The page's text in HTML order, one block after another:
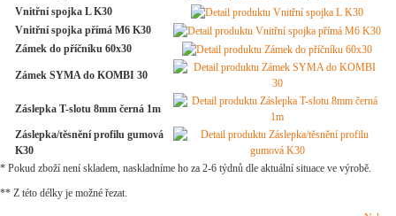
Vnitřní spojka L K30
Vnitřní spojka přímá M6 K30
Zámek do příčníku 60x30
Zámek SYMA do KOMBI 30
Záslepka T-slotu 8mm černá 1m
Záslepka/těsnění profilu gumová
K30
* Pokud zboží není skladem, naskladníme ho za 2-6 týdnů dle aktuální situace ve výrobě.
** Z této délky je možné řezat.